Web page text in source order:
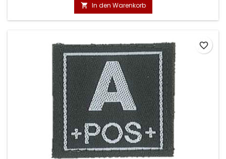
 In den Warenkorb
favorite_border